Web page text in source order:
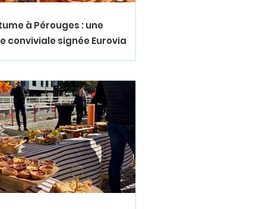
à Pérouges : une
conviviale signée Eurovia